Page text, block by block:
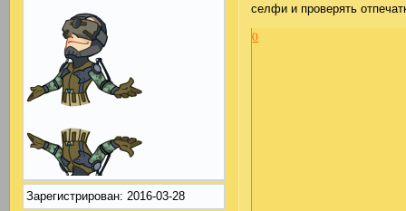
Зарегистрирован: 2016-03-28
селфи и проверять
0